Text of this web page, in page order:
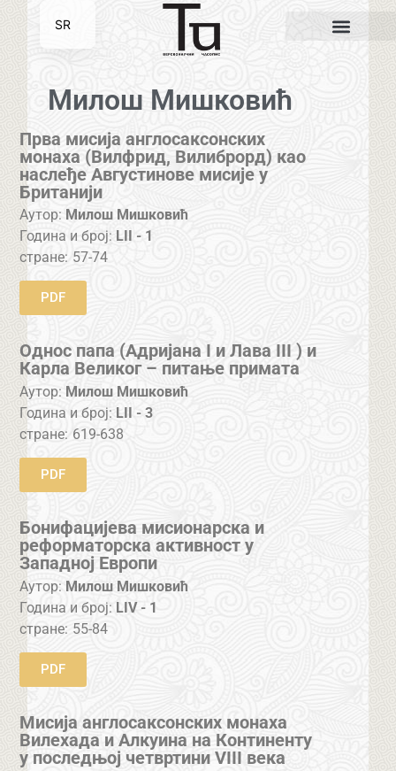
Милош Мишковић
Прва мисија англосаксонских
монаха (Вилфрид, Вилиброрд) као
наслеђе Августинове мисије у
Британији
Аутор: Милош Мишковић
Година и број: LII - 1
стране: 57-74
PDF
Однос папа (Адријана I и Лава III ) и
Карла Великог – питање примата
Аутор: Милош Мишковић
Година и број: LII - 3
стране: 619-638
PDF
Бонифацијева мисионарска и
реформаторска активност у
Западној Европи
Аутор: Милош Мишковић
Година и број: LIV - 1
стране: 55-84
PDF
Мисија англосаксонских монаха
Вилехада и Алкуина на Континенту
у последњој четвртини VIII века
SR
EN